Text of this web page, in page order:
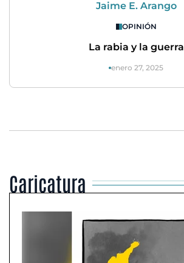
Jaime E. Arango
OPINIÓN
La rabia y la guerra
enero 27, 2025
Caricatura